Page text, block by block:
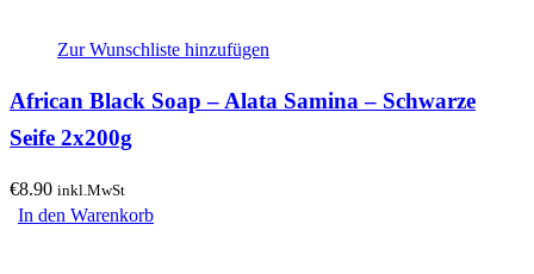
Zur Wunschliste hinzufügen
African Black Soap – Alata Samina – Schwarze
Seife 2x200g
€8.90 inkl.MwSt
In den Warenkorb